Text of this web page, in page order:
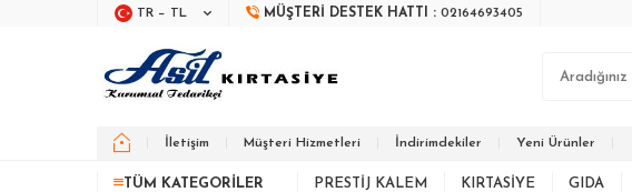
TR − TL MÜŞTERI DESTEK HATTI : 02164693405
İletişim Müşteri Hizmetleri İndirimdekiler Yeni Ürünler
TÜM KATEGORILER PRESTIJ KALEM KIRTASIYE GIDA